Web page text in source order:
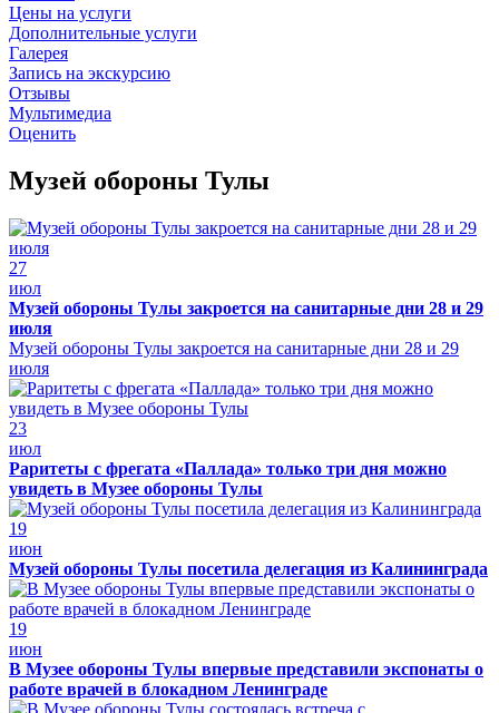
Цены на услуги
Дополнительные услуги
Галерея
Запись на экскурсию
Отзывы
Мультимедиа
Оценить
Музей обороны Тулы
27
июл
Музей обороны Тулы закроется на санитарные дни 28 и 29
июля
Музей обороны Тулы закроется на санитарные дни 28 и 29
июля
23
июл
Раритеты с фрегата «Паллада» только три дня можно
увидеть в Музее обороны Тулы
19
июн
Музей обороны Тулы посетила делегация из Калининграда
19
июн
В Музее обороны Тулы впервые представили экспонаты о
работе врачей в блокадном Ленинграде